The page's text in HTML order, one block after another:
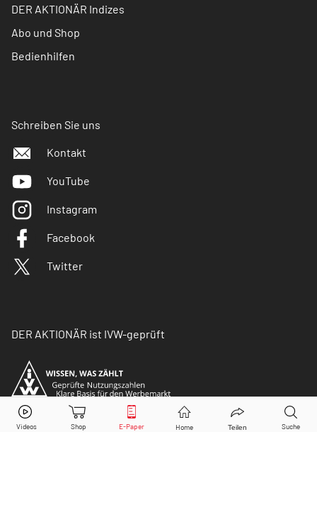
DER AKTIONÄR Indizes
Abo und Shop
Bedienhilfen
Schreiben Sie uns
Kontakt
YouTube
Instagram
Facebook
Twitter
DER AKTIONÄR ist IVW-geprüft